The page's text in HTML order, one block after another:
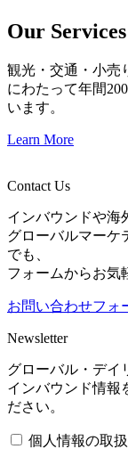
Our Services
観光・交通・小売
にわたって年間
います。
Learn More
Contact Us
インバウンドや海
グローバルマーケ
でも、
フォームからお気
お問い合わせフォ
Newsletter
グローバル・デイ
インバウンド情報
ださい。
個人情報の取